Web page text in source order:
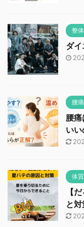
整
ダ
腰
腰
い
体
【
と